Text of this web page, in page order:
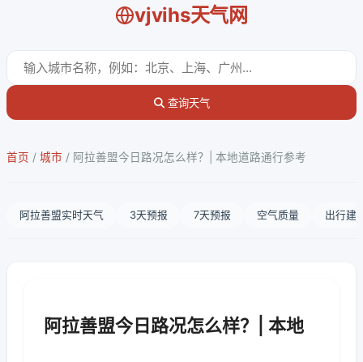
vjvihs天气网
查询天气
首页 / 城市 / 阿拉善盟今日路况怎么样？| 本地道路通行参考
阿拉善盟实时天气 3天预报 7天预报 空气质量 出行建
阿拉善盟今日路况怎么样？| 本地